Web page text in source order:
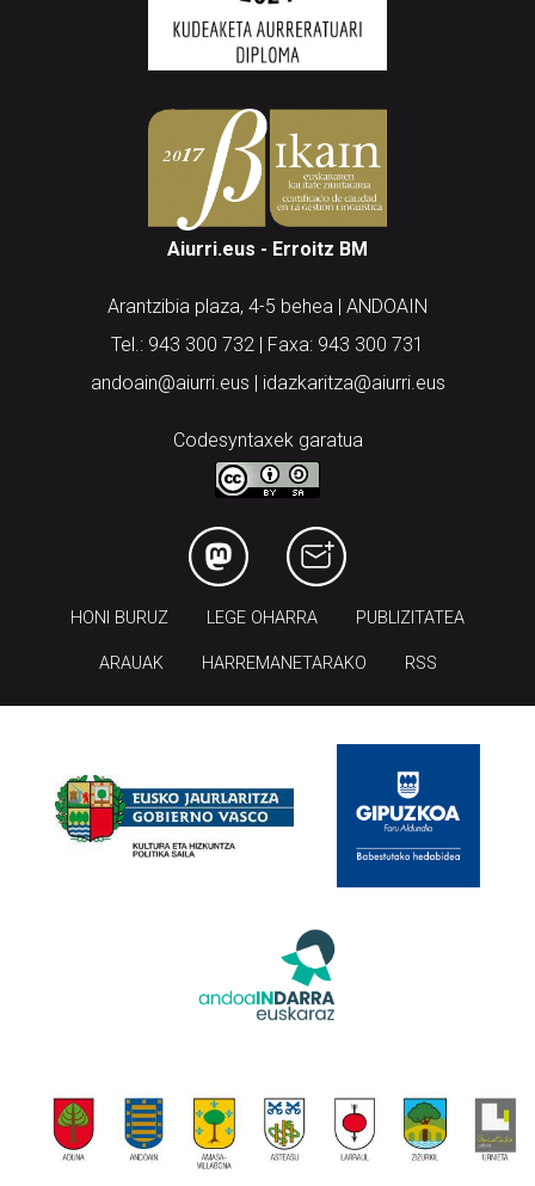
Aiurri.eus - Erroitz BM
Arantzibia plaza, 4-5 behea | ANDOAIN
Tel.: 943 300 732 | Faxa: 943 300 731
andoain@aiurri.eus | idazkaritza@aiurri.eus
Codesyntaxek garatua
HONI BURUZ LEGE OHARRA PUBLIZITATEA
ARAUAK HARREMANETARAKO RSS